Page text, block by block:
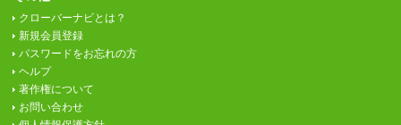
クローバーナビとは？
新規会員登録
パスワードをお忘れの方
ヘルプ
著作権について
お問い合わせ